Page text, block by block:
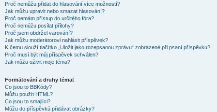
Proč nemůžu přidat do hlasování více možností?
Jak můžu upravit nebo smazat hlasování?
Proč nemám přístup do určitého fóra?
Proč nemůžu posílat přílohy?
Proč jsem obdržel varování?
Jak můžu moderátorovi nahlásit příspěvek?
K čemu slouží tlačítko „Uložit jako rozepsanou zprávu“ zobrazené při psaní příspěvku?
Proč musí být můj příspěvek schválen?
Jak můžu oživit moje téma?
Formátování a druhy témat
Co jsou to BBKódy?
Můžu použít HTML?
Co jsou to smajlíci?
Můžu do příspěvků přidávat obrázky?